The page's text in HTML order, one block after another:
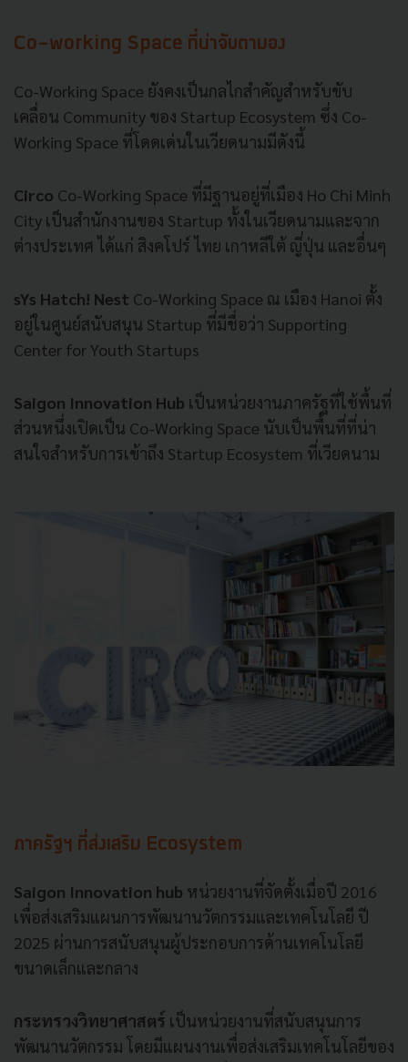
Co-working Space ที่น่าจับตามอง
Co-Working Space ยังคงเป็นกลไกสำคัญสำหรับขับ
เคลื่อน Community ของ Startup Ecosystem ซึ่ง Co-
Working Space ที่โดดเด่นในเวียดนามมีดังนี้
Circo Co-Working Space ที่มีฐานอยู่ที่เมือง Ho Chi Minh
City เป็นสำนักงานของ Startup ทั้งในเวียดนามและจาก
ต่างประเทศ ได้แก่ สิงคโปร์ ไทย เกาหลีใต้ ญี่ปุ่น และอื่นๆ
sYs Hatch! Nest Co-Working Space ณ เมือง Hanoi ตั้ง
อยู่ในศูนย์สนับสนุน Startup ที่มีชื่อว่า Supporting
Center for Youth Startups
Saigon Innovation Hub เป็นหน่วยงานภาครัฐที่ใช้พื้นที่
ส่วนหนึ่งเปิดเป็น Co-Working Space นับเป็นพื้นที่ที่น่า
สนใจสำหรับการเข้าถึง Startup Ecosystem ที่เวียดนาม
ภาครัฐฯ ที่ส่งเสริม Ecosystem
Saigon Innovation hub หน่วยงานที่จัดตั้งเมื่อปี 2016
เพื่อส่งเสริมแผนการพัฒนานวัตกรรมและเทคโนโลยี ปี
2025 ผ่านการสนับสนุนผู้ประกอบการด้านเทคโนโลยี
ขนาดเล็กและกลาง
กระทรวงวิทยาศาสตร์ เป็นหน่วยงานที่สนับสนุนการ
พัฒนานวัตกรรม โดยมีแผนงานเพื่อส่งเสริมเทคโนโลยีของ